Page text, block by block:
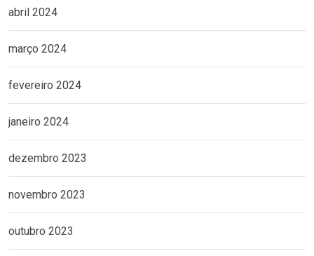
abril 2024
março 2024
fevereiro 2024
janeiro 2024
dezembro 2023
novembro 2023
outubro 2023